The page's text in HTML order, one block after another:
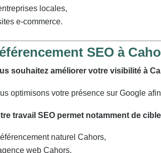
locales,
e-commerce.
SEO à
souhaitez améliorer votre visibilité à
optimisons votre présence sur Google
travail SEO permet notamment de
naturel Cahors,
web Cahors,